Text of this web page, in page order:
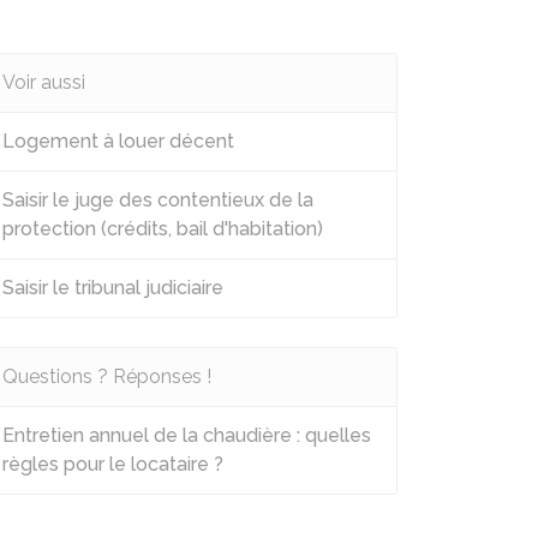
Voir aussi
Logement à louer décent
Saisir le juge des contentieux de la
protection (crédits, bail d'habitation)
Saisir le tribunal judiciaire
Questions ? Réponses !
Entretien annuel de la chaudière : quelles
règles pour le locataire ?